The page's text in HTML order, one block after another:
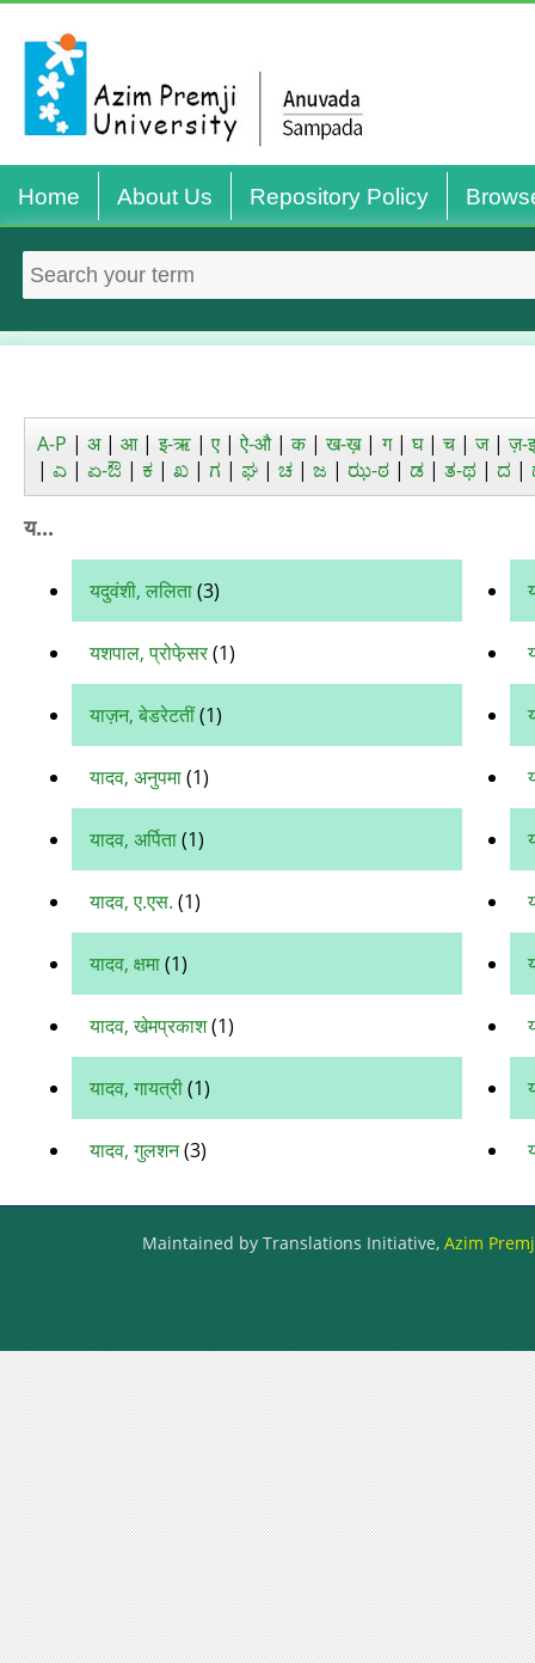
Home About Us Repository Policy
A-P |अ|आ|इ-ऋ|ए|ऐ-औ|क|ख-ख़|ग|घ|च|ज|ज़-
| ಎ | ಏ-ಔ | ಕ | ಖ | ಗ | ಘ | ಚ | ಜ | ಝ-ಠ | ಡ | ತ-ಥ | ದ |
य...
यदुवंशी, ललिता(3)
यशपाल, प्रोफे़सर(1)
याज़न, बेडरेटतीं(1)
यादव, अनुपमा(1)
यादव, अर्पिता(1)
यादव, ए.एस. (1)
यादव, क्षमा(1)
यादव, खेमप्रकाश(1)
यादव, गायत्री(1)
यादव, गुलशन(3)
Maintained by Translations Initiative, Azim